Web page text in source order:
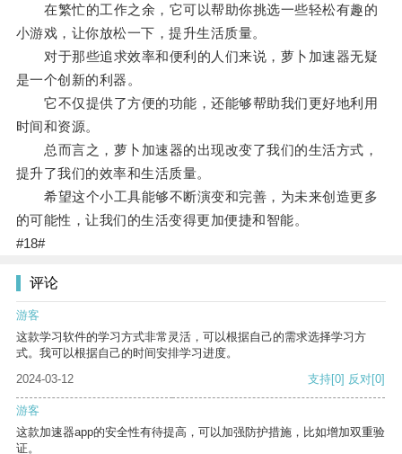
在繁忙的工作之余，它可以帮助你挑选一些轻松有趣的
小游戏，让你放松一下，提升生活质量。
对于那些追求效率和便利的人们来说，萝卜加速器无疑
是一个创新的利器。
它不仅提供了方便的功能，还能够帮助我们更好地利用
时间和资源。
总而言之，萝卜加速器的出现改变了我们的生活方式，
提升了我们的效率和生活质量。
希望这个小工具能够不断演变和完善，为未来创造更多
的可能性，让我们的生活变得更加便捷和智能。
#18#
评论
游客
这款学习软件的学习方式非常灵活，可以根据自己的需求选择学习方
式。我可以根据自己的时间安排学习进度。
2024-03-12
支持[0] 反对[0]
游客
这款加速器app的安全性有待提高，可以加强防护措施，比如增加双重验
证。